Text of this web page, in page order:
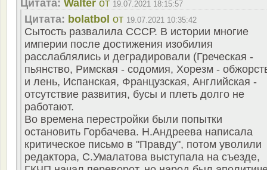
Цитата: Walter от 19.07.2021 18:15:57
Цитата: bolatbol от 19.07.2021 10:35:42
Сытость развалила СССР. В истории многие
империи после достижения изобилия
расслаблялись и деградировали (Греческая -
пьянство, Римская - содомия, Хорезм -
и лень, Испанская, Французская, Английская -
отсутствие развития, бусы и плеть долго не
работают.
Во времена перестройки были попытки
остановить Горбачева. Н.Андреева написала
критическое письмо в "Правду", потом уволили
редактора, С.Умалатова выступала на съезде,